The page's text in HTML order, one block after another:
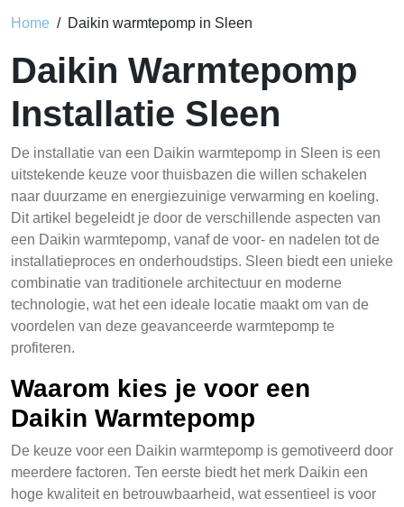
Home Daikin warmtepomp in Sleen
Daikin Warmtepomp
Installatie Sleen
De installatie van een Daikin warmtepomp in Sleen is een
uitstekende keuze voor thuisbazen die willen schakelen
naar duurzame en energiezuinige verwarming en koeling.
Dit artikel begeleidt je door de verschillende aspecten van
een Daikin warmtepomp, vanaf de voor- en nadelen tot de
installatieproces en onderhoudstips. Sleen biedt een unieke
combinatie van traditionele architectuur en moderne
technologie, wat het een ideale locatie maakt om van de
voordelen van deze geavanceerde warmtepomp te
profiteren.
Waarom kies je voor een
Daikin Warmtepomp
De keuze voor een Daikin warmtepomp is gemotiveerd door
meerdere factoren. Ten eerste biedt het merk Daikin een
hoge kwaliteit en betrouwbaarheid, wat essentieel is voor